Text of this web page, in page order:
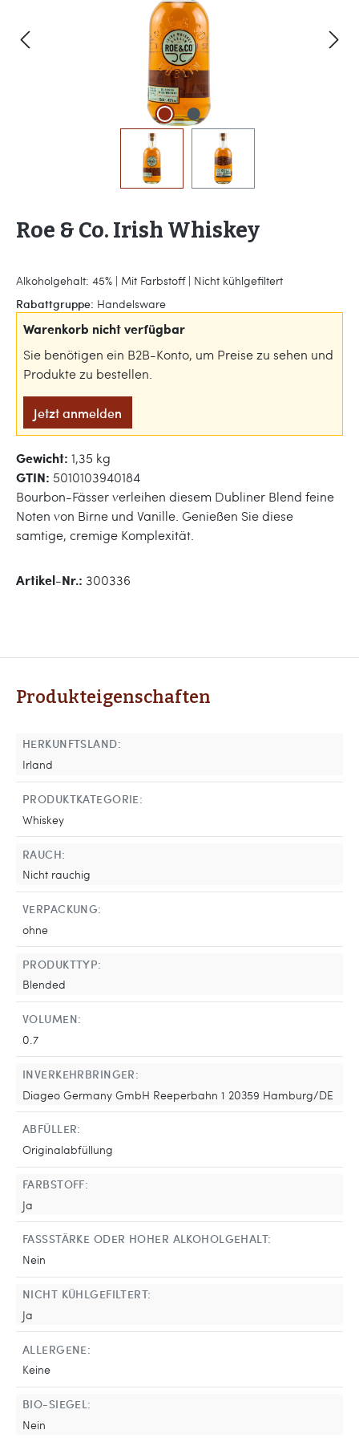
Roe & Co. Irish Whiskey
Alkoholgehalt: 45% | Mit Farbstoff | Nicht kühlgefiltert
Rabattgruppe: Handelsware
Warenkorb nicht verfügbar
Sie benötigen ein B2B-Konto, um Preise zu sehen und
Produkte zu bestellen.
Jetzt anmelden
Gewicht: 1,35 kg
GTIN: 5010103940184
Bourbon-Fässer verleihen diesem Dubliner Blend feine
Noten von Birne und Vanille. Genießen Sie diese
samtige, cremige Komplexität.
Artikel-Nr.: 300336
Produkteigenschaften
HERKUNFTSLAND:
Irland
PRODUKTKATEGORIE:
Whiskey
RAUCH:
Nicht rauchig
VERPACKUNG:
ohne
PRODUKTTYP:
Blended
VOLUMEN:
0.7
INVERKEHRBRINGER:
Diageo Germany GmbH Reeperbahn 1 20359 Hamburg/DE
ABFÜLLER:
Originalabfüllung
FARBSTOFF:
Ja
FASSSTÄRKE ODER HOHER ALKOHOLGEHALT:
Nein
NICHT KÜHLGEFILTERT:
Ja
ALLERGENE:
Keine
BIO-SIEGEL:
Nein